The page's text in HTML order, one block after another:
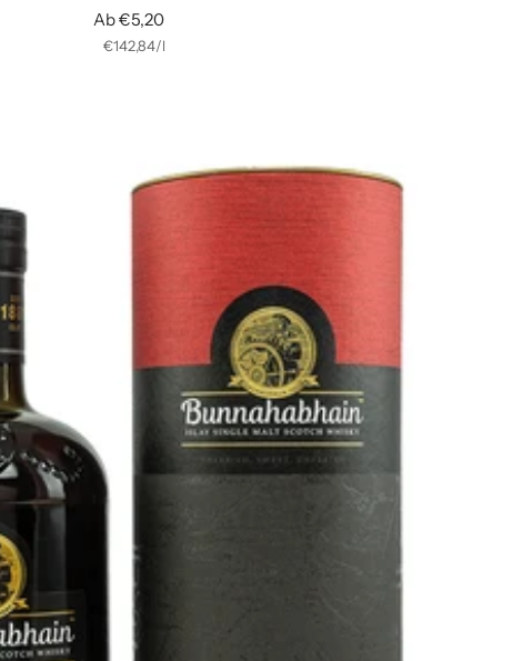
Angebotspreis
Ab €5,20
€142,84/l